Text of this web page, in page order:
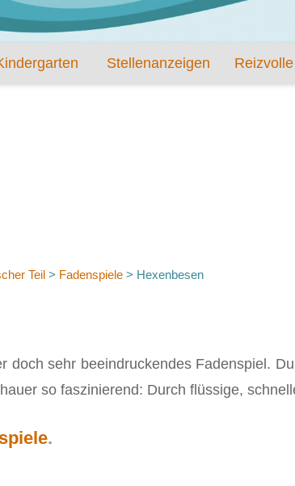
Stellenanzeigen
Teil > Fadenspiele > Hexenbesen
doch sehr beeindruckendes Fadenspiel.
so faszinierend: Durch flüssige,
.